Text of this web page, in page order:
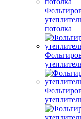
потолка